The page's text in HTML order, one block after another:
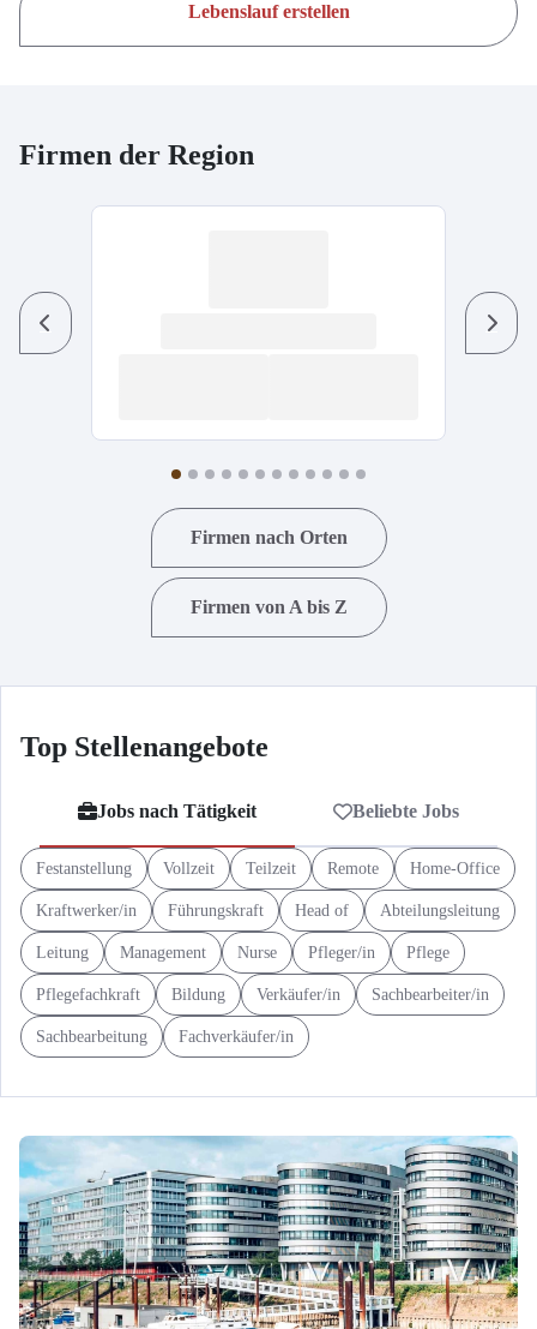
Lebenslauf erstellen
Firmen der Region
Previous Next
Firmen nach Orten
Firmen von A bis Z
Top Stellenangebote
Jobs nach Tätigkeit Beliebte Jobs
Festanstellung Vollzeit Teilzeit Remote Home-Office
Kraftwerker/in Führungskraft Head of Abteilungsleitung
Leitung Management Nurse Pfleger/in Pflege
Pflegefachkraft Bildung Verkäufer/in Sachbearbeiter/in
Sachbearbeitung Fachverkäufer/in